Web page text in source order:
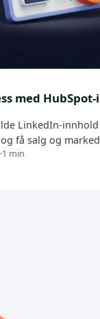
med
LinkedIn-
få salg og
er HubSpot-
Du får bedre
min